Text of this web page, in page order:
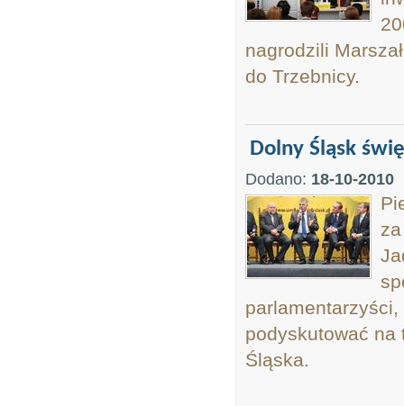
nagrodzili
do Trzebnicy.
Dolny Śląsk
Dodano: 18-10-2010
podyskutować na
Śląska.